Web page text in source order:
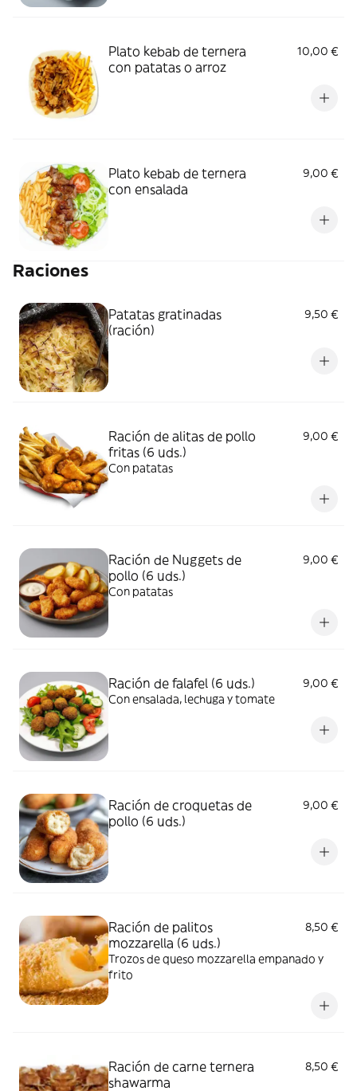
Plato kebab de ternera
con patatas o arroz
10,00 €
Plato kebab de ternera
con ensalada
9,00 €
Raciones
Patatas gratinadas
(ración)
9,50 €
Ración de alitas de pollo
fritas (6 uds.)
9,00 €
Con patatas
Ración de Nuggets de
pollo (6 uds.)
9,00 €
Con patatas
Ración de falafel (6 uds.)
9,00 €
Con ensalada, lechuga y tomate
Ración de croquetas de
pollo (6 uds.)
9,00 €
Ración de palitos
mozzarella (6 uds.)
8,50 €
Trozos de queso mozzarella empanado y
frito
Ración de carne ternera
shawarma
8,50 €